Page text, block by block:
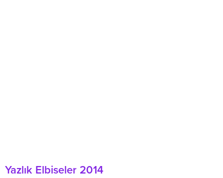
Yazlık Elbiseler 2014